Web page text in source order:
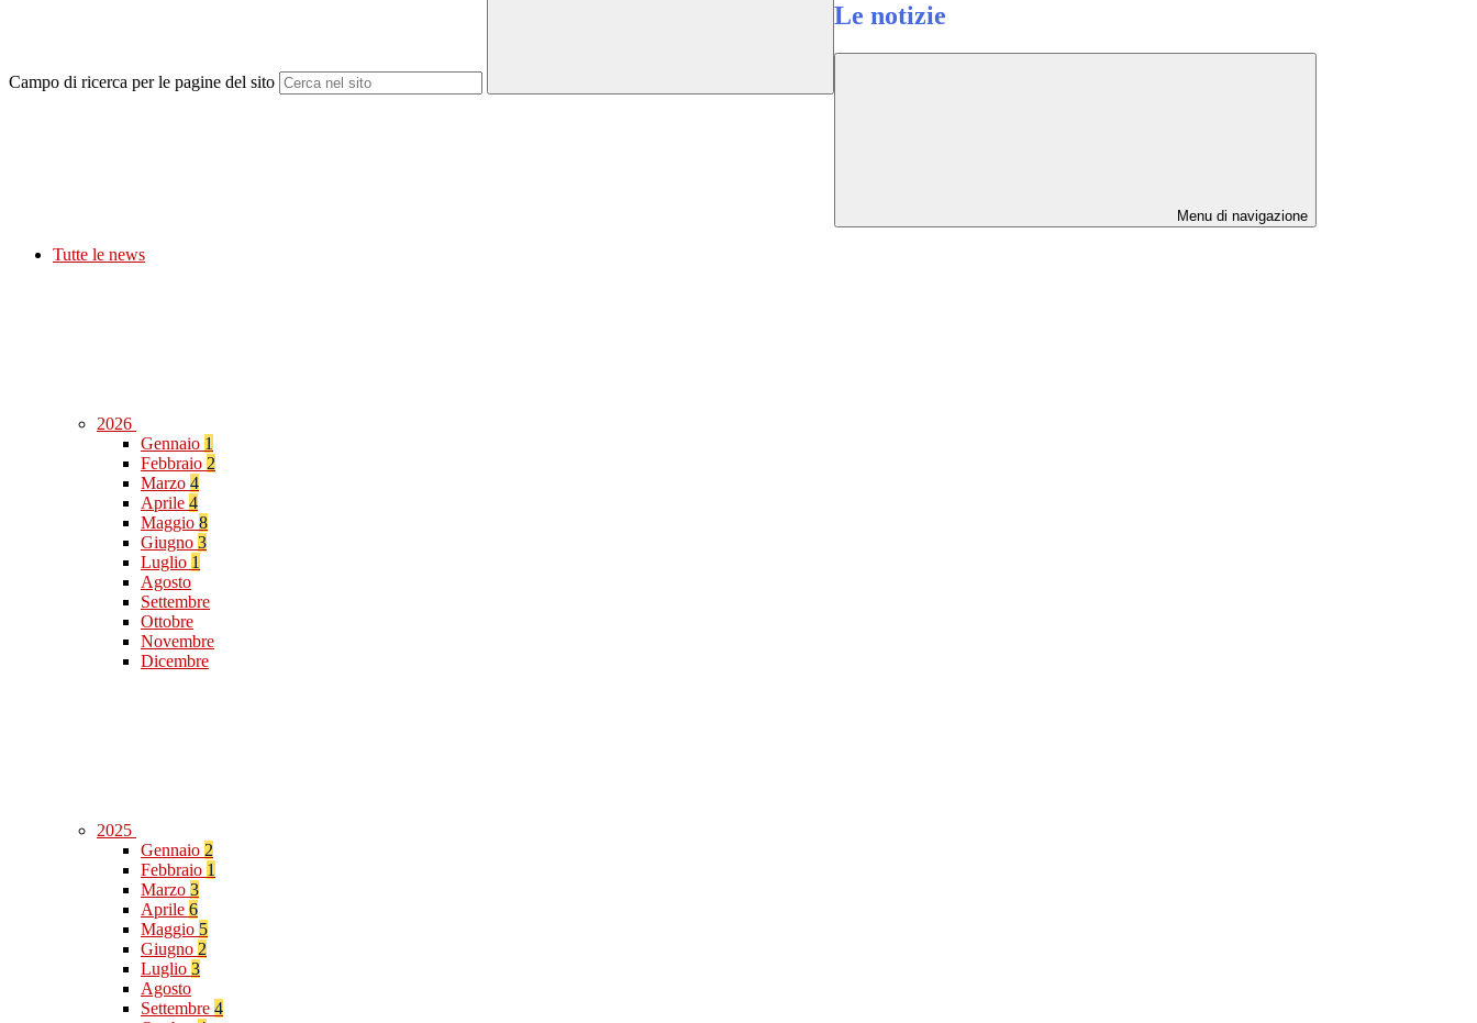
Campo di ricerca per le pagine del sito
Le notizie
Menu di navigazione
Tutte le news
2026
Gennaio 1
Febbraio 2
Marzo 4
Aprile 4
Maggio 8
Giugno 3
Luglio 1
Agosto
Settembre
Ottobre
Novembre
Dicembre
2025
Gennaio 2
Febbraio 1
Marzo 3
Aprile 6
Maggio 5
Giugno 2
Luglio 3
Agosto
Settembre 4